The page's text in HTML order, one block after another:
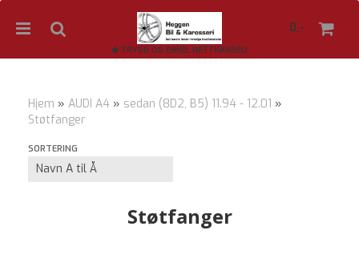
0,-
TRYGG OG ENKEL NETTHANDEL!
Hjem » AUDI A4 » sedan (8D2, B5) 11.94 - 12.01 »
Støtfanger
SORTERING
Støtfanger